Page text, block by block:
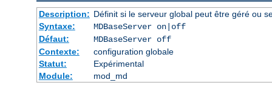
Description: Définit si le serveur global peut être géré ou
Syntaxe:
MDBaseServer on|off
Défaut:
MDBaseServer off
Contexte:
configuration globale
Statut:
Expérimental
Module:
mod_md